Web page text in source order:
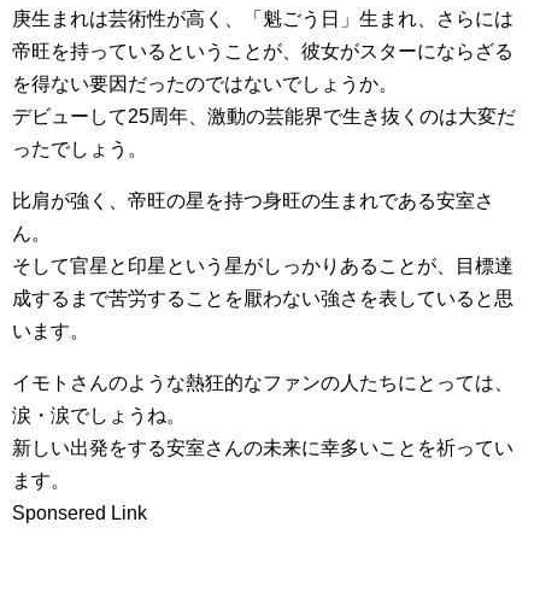
庚生まれは芸術性が高く、「魁ごう日」生まれ、さらには
帝旺を持っているということが、彼女がスターにならざる
を得ない要因だったのではないでしょうか。
デビューして25周年、激動の芸能界で生き抜くのは大変だ
ったでしょう。
比肩が強く、帝旺の星を持つ身旺の生まれである安室さ
ん。
そして官星と印星という星がしっかりあることが、目標達
成するまで苦労することを厭わない強さを表していると思
います。
イモトさんのような熱狂的なファンの人たちにとっては、
涙・涙でしょうね。
新しい出発をする安室さんの未来に幸多いことを祈ってい
ます。
Sponsered Link